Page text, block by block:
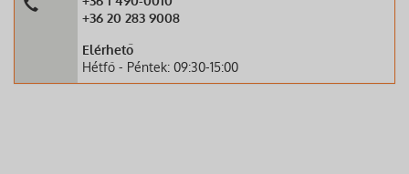
+36 20 283 9008
Elérhető
Hétfő - Péntek: 09:30-15:00